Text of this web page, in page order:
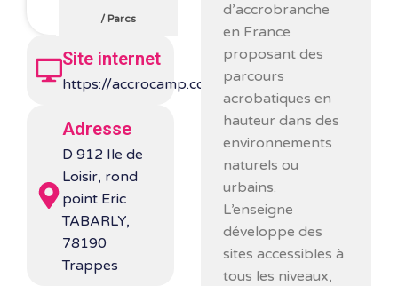
/Parcs
Site internet
https://accrocamp.com/
Adresse
D 912 Ile de
Loisir, rond
point Eric
TABARLY,
78190
Trappes
d’accrobranche
en France
proposant des
parcours
acrobatiques en
hauteur dans des
environnements
naturels ou
urbains.
L’enseigne
développe des
sites accessibles à
tous les niveaux,